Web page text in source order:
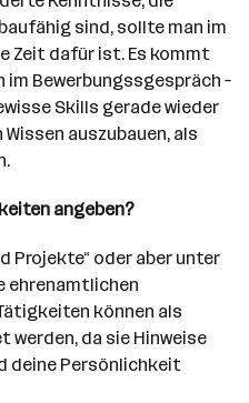
sind, sollte man im
Zeit dafür ist. Es kommt
im Bewerbungssgespräch –
Skills gerade wieder
auszubauen, als
angeben?
Projekte“ oder aber unter
ehrenamtlichen
können als
werden, da sie Hinweise
deine Persönlichkeit